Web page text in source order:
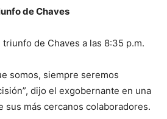
de Chaves
de Chaves a las 8:35 p.m.
somos, siempre seremos
dijo el exgobernante en una
sus más cercanos colaboradores.